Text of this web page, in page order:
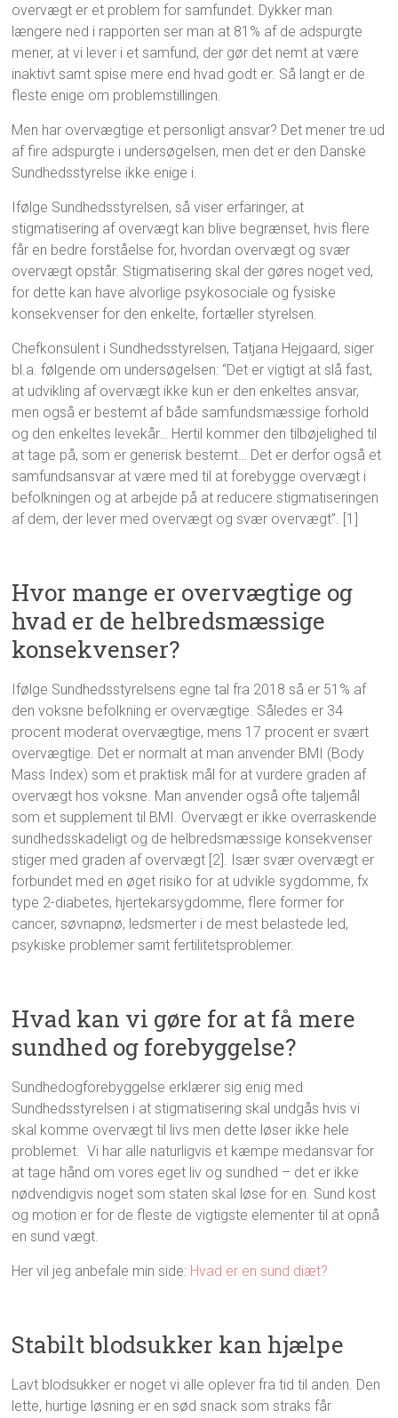
overvægt er et problem for samfundet. Dykker man
længere ned i rapporten ser man at 81% af de adspurgte
mener, at vi lever i et samfund, der gør det nemt at være
inaktivt samt spise mere end hvad godt er. Så langt er de
fleste enige om problemstillingen.
Men har overvægtige et personligt ansvar? Det mener tre ud
af fire adspurgte i undersøgelsen, men det er den Danske
Sundhedsstyrelse ikke enige i.
Ifølge Sundhedsstyrelsen, så viser erfaringer, at
stigmatisering af overvægt kan blive begrænset, hvis flere
får en bedre forståelse for, hvordan overvægt og svær
overvægt opstår. Stigmatisering skal der gøres noget ved,
for dette kan have alvorlige psykosociale og fysiske
konsekvenser for den enkelte, fortæller styrelsen.
Chefkonsulent i Sundhedsstyrelsen, Tatjana Hejgaard, siger
bl.a. følgende om undersøgelsen: “Det er vigtigt at slå fast,
at udvikling af overvægt ikke kun er den enkeltes ansvar,
men også er bestemt af både samfundsmæssige forhold
og den enkeltes levekår… Hertil kommer den tilbøjelighed til
at tage på, som er generisk bestemt… Det er derfor også et
samfundsansvar at være med til at forebygge overvægt i
befolkningen og at arbejde på at reducere stigmatiseringen
af dem, der lever med overvægt og svær overvægt”. [1]
Hvor mange er overvægtige og
hvad er de helbredsmæssige
konsekvenser?
Ifølge Sundhedsstyrelsens egne tal fra 2018 så er 51% af
den voksne befolkning er overvægtige. Således er 34
procent moderat overvægtige, mens 17 procent er svært
overvægtige. Det er normalt at man anvender BMI (Body
Mass Index) som et praktisk mål for at vurdere graden af
overvægt hos voksne. Man anvender også ofte taljemål
som et supplement til BMI. Overvægt er ikke overraskende
sundhedsskadeligt og de helbredsmæssige konsekvenser
stiger med graden af overvægt [2]. Især svær overvægt er
forbundet med en øget risiko for at udvikle sygdomme, fx
type 2-diabetes, hjertekarsygdomme, flere former for
cancer, søvnapnø, ledsmerter i de mest belastede led,
psykiske problemer samt fertilitetsproblemer.
Hvad kan vi gøre for at få mere
sundhed og forebyggelse?
Sundhedogforebyggelse erklærer sig enig med
Sundhedsstyrelsen i at stigmatisering skal undgås hvis vi
skal komme overvægt til livs men dette løser ikke hele
problemet. Vi har alle naturligvis et kæmpe medansvar for
at tage hånd om vores eget liv og sundhed – det er ikke
nødvendigvis noget som staten skal løse for en. Sund kost
og motion er for de fleste de vigtigste elementer til at opnå
en sund vægt.
Her vil jeg anbefale min side: Hvad er en sund diæt?
Stabilt blodsukker kan hjælpe
Lavt blodsukker er noget vi alle oplever fra tid til anden. Den
lette, hurtige løsning er en sød snack som straks får